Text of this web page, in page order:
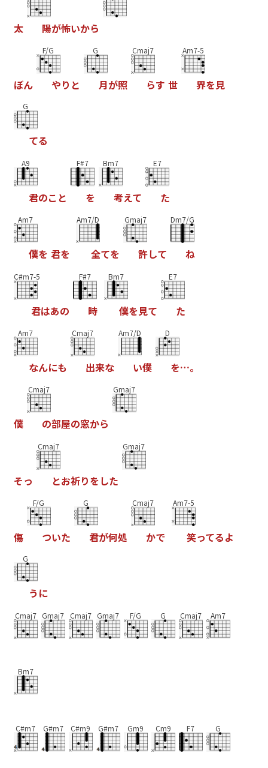
太 陽が怖いから
ぼん
F/G
やり と
G
月が照
Cmaj7
らす 世
Am7-5
界を見
G
てる
A9
君のこ と
F#7
を
Bm7
考えて
E7
た
Am7
僕を 君を
Am7/D
全てを
Gmaj7
許して
Dm7/G
ね
C#m7-5
君はあの
F#7
時
Bm7
僕を見て
E7
た
Am7
なんにも
Cmaj7
出来な
Am7/D
い僕
D
を…。
僕
Cmaj7
の部屋の窓から
Gmaj7
そっ
Cmaj7
とお祈りをした
Gmaj7
傷
F/G
ついた
G
君が何処
Cmaj7
かで
Am7-5
笑ってるよ
G
う に
Cmaj7 Gmaj7 Cmaj7 Gmaj7 F/G G Cmaj7 Am7
Bm7
C#m7 G#m7 C#m9 G#m7 Gm9 Cm9 F7 G